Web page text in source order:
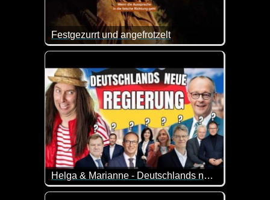
Festgezurrt und angefrotzelt
Die Unterhaltungen, die Bully führt, sind einfach
Helga & Marianne - Deutschlands neue Bundesregierung
Helga und Marianne haben große Probleme sich